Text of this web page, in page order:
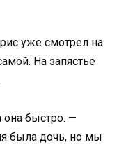
уже смотрел на
На запястье
она быстро. —
была дочь, но мы